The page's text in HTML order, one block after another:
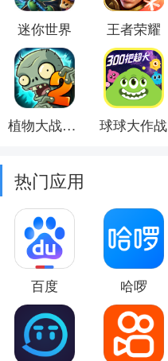
迷你世界 王者荣耀
植物大战僵尸2 球球大作战
热门应用
百度 哈啰